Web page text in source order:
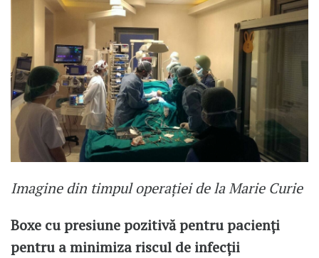
Imagine din timpul operației de la Marie Curie
Boxe cu presiune pozitivă pentru pacienți
pentru a minimiza riscul de infecții